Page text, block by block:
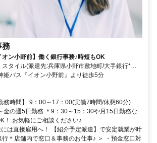
務
オン小野前】働く銀行事務♪時短もOK
タイル(派遣先:兵庫県小野市敷地町/大手銀行*店
姫バス『イオン小野前』より徒歩5分
務時間】 9：00～17：00(実働7時間/休憩60分)
金の週5日勤務 ＊9：30～15：30や月15日勤務な
！ お気軽にご相談ください♪
は直接雇用へ！ 【紹介予定派遣】で安定就業が叶
行＊店舗内で窓口＆事務のお仕事♪ ＞ ・預金窓口対